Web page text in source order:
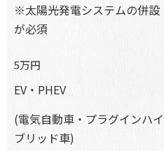
※太陽光発電システムの併設
が必須
5万円
EV・PHEV
(電気自動車・プラグインハイ
ブリッド車)